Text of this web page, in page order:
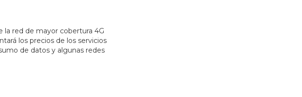
la red de mayor cobertura 4G
los precios de los servicios
de datos y algunas redes